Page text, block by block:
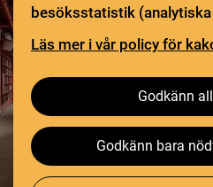
besöksstatistik
Läs mer i vår policy för
Godkänn
Godkänn bara